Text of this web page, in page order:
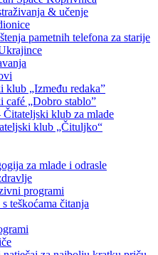
& učenje
pametnih telefona za starije
klub „Između redaka”
café „Dobro stablo”
klub za mlade
klub „Čituljko“
za mlade i odrasle
programi
teškoćama čitanja